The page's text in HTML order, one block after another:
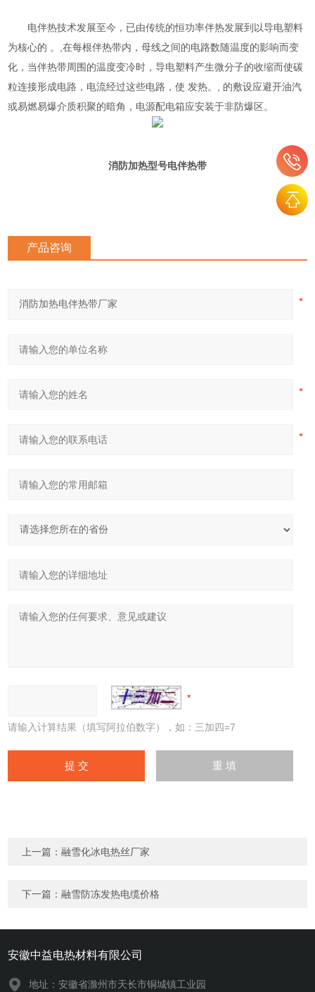
电伴热技术发展至今，已由传统的恒功率伴热发展到以导电塑料
为核心的 。,在每根伴热带内，母线之间的电路数随温度的影响而变
化，当伴热带周围的温度变冷时，导电塑料产生微分子的收缩而使碳
粒连接形成电路，电流经过这些电路，使 发热。, 的敷设应避开油汽
或易燃易爆介质积聚的暗角，电源配电箱应安装于非防爆区。
消防加热型号电伴热带
产品咨询
请输入计算结果（填写阿拉伯数字），如：三加四=7
上一篇：融雪化冰电热丝厂家
下一篇：融雪防冻发热电缆价格
安徽中益电热材料有限公司
地址：安徽省滁州市天长市铜城镇工业园